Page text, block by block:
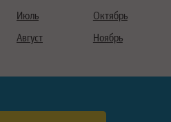
Июль
Август
Октябрь
Ноябрь